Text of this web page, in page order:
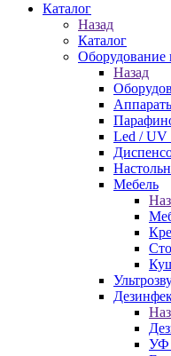
Каталог
Назад
Каталог
Оборудование
Назад
Led / UV
Мебель
УФ